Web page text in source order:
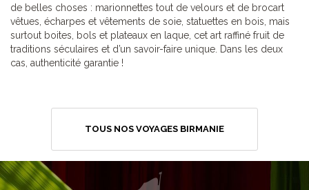
de belles choses : marionnettes tout de velours et de brocart
vêtues, écharpes et vêtements de soie, statuettes en bois, mais
surtout boites, bols et plateaux en laque, cet art raffiné fruit de
traditions séculaires et d’un savoir-faire unique. Dans les deux
cas, authenticité garantie !
TOUS NOS VOYAGES BIRMANIE